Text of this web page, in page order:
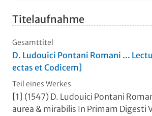
Titelaufnahme
Gesamttitel
D. Ludouici Pontani Romani ...
ectas et Codicem]
Teil eines Werkes
[1] (1547) D. Ludouici Pontani
aurea & mirabilis In Primam Digesti